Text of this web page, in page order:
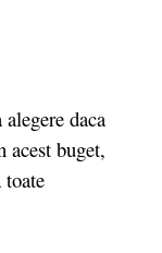
daca
acest buget,